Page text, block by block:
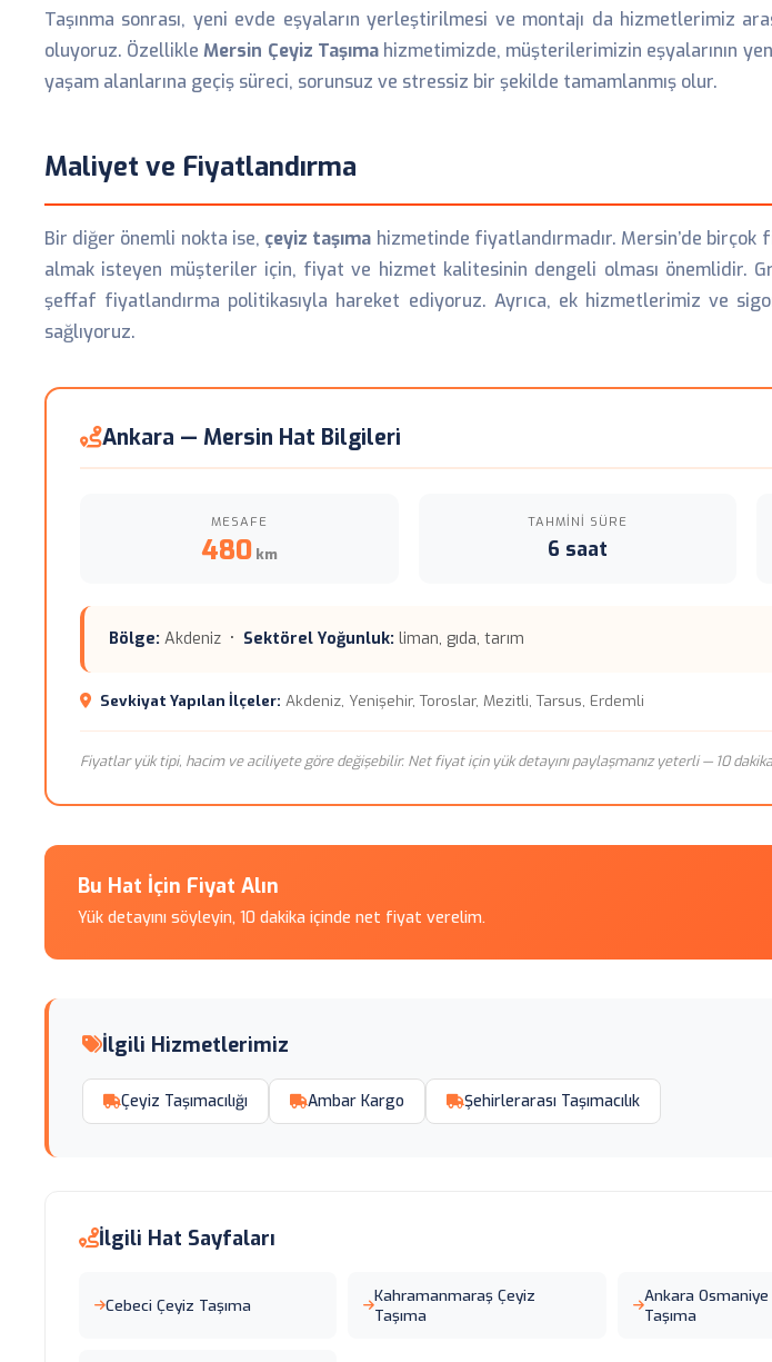
Taşınma sonrası, yeni evde eşyaların yerleştirilmesi ve montajı da hizmetlerimiz
oluyoruz. ÖzellikleMersin Çeyiz Taşımahizmetimizde, müşterilerimizin eşyalarının
yaşam alanlarına geçiş süreci, sorunsuz ve stressiz bir şekilde tamamlanmış olur.
Maliyet ve Fiyatlandırma
Bir diğer önemli nokta ise, çeyiz taşıma hizmetinde fiyatlandırmadır. Mersin’de
almak isteyen müşteriler için, fiyat ve hizmet kalitesinin dengeli olması önemlidir.
şeffaf fiyatlandırma politikasıyla hareket ediyoruz. Ayrıca, ek hizmetlerimiz ve
sağlıyoruz.
Ankara — Mersin Hat Bilgileri
MESAFE
480 km
TAHMINI SÜRE
6 saat
Bölge: Akdeniz • Sektörel Yoğunluk: liman, gıda, tarım
Sevkiyat Yapılan İlçeler: Akdeniz, Yenişehir, Toroslar, Mezitli, Tarsus, Erdemli
Fiyatlar yük tipi, hacim ve aciliyete göre değişebilir. Net fiyat için yük detayını paylaşmanız yeterli — 10
Bu Hat İçin Fiyat Alın
Yük detayını söyleyin, 10 dakika içinde net fiyat verelim.
İlgili Hizmetlerimiz
Çeyiz Taşımacılığı Ambar Kargo Şehirlerarası Taşımacılık
İlgili Hat Sayfaları
Cebeci Çeyiz Taşıma
Kahramanmaraş Çeyiz
Taşıma
Ankara Osmaniye
Taşıma